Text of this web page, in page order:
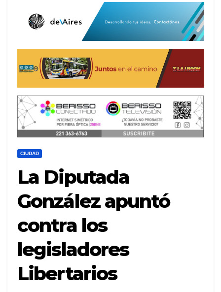
CIUDAD
La Diputada
González apuntó
contra los
legisladores
Libertarios